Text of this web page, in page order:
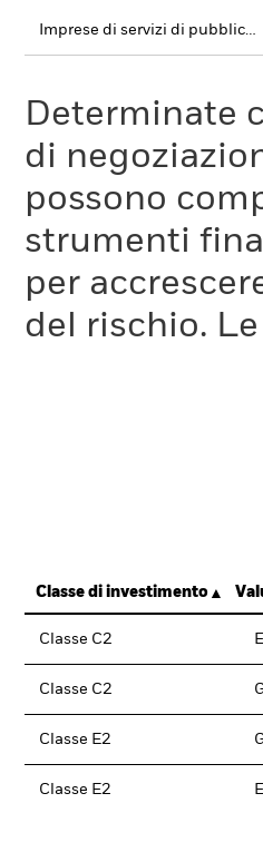
Imprese di servizi di pubblica utilità
Determinate
di
possono
strumenti
per
del rischio.
Classe di investimento
Classe C2
Classe C2
Classe E2
Classe E2